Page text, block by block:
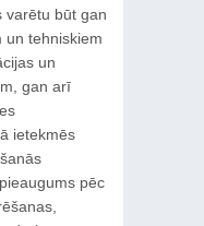
varētu būt gan
un tehniskiem
un
gan arī
ietekmēs
pēc